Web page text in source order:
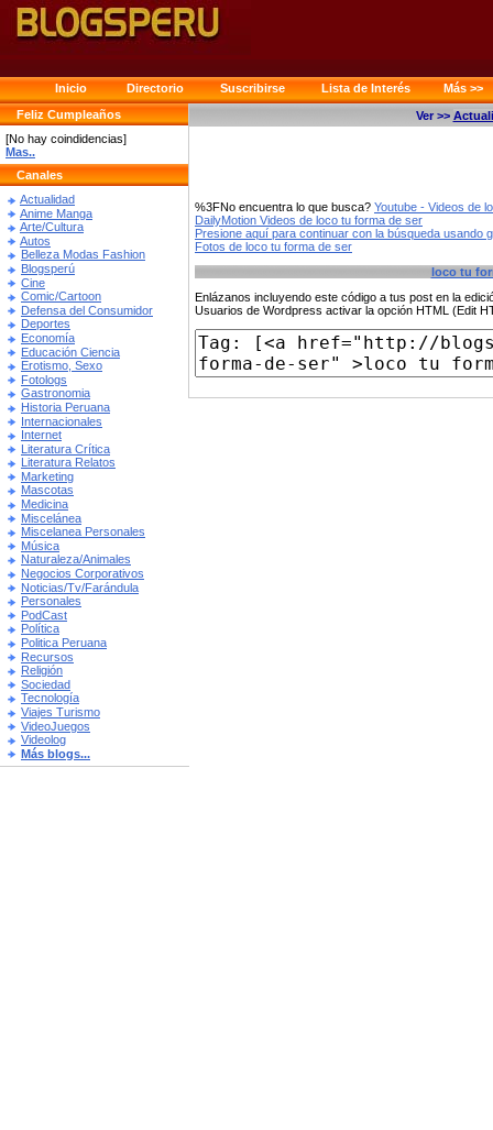
Inicio Directorio Suscribirse Lista de Interés
Más >>
Feliz Cumpleaños
[No hay coindidencias]
Mas..
Canales
Actualidad
Anime Manga
Arte/Cultura
Autos
Belleza Modas Fashion
Blogsperú
Cine
Comic/Cartoon
Defensa del Consumidor
Deportes
Economía
Educación Ciencia
Erotismo, Sexo
Fotologs
Gastronomia
Historia Peruana
Internacionales
Internet
Literatura Crítica
Literatura Relatos
Marketing
Mascotas
Medicina
Miscelánea
Miscelanea Personales
Música
Naturaleza/Animales
Negocios Corporativos
Noticias/Tv/Farándula
Personales
PodCast
Política
Politica Peruana
Recursos
Religión
Sociedad
Tecnología
Viajes Turismo
VideoJuegos
Videolog
Más blogs...
Ver >>
%3FNo encuentra lo que busca? Youtube - Videos de
DailyMotion Videos de loco tu forma de ser
Presione aquí para continuar con la búsqueda usando
Fotos de loco tu forma de ser
loco tu
Enlázanos incluyendo este código a tus post en la
Usuarios de Wordpress activar la opción HTML (Edit